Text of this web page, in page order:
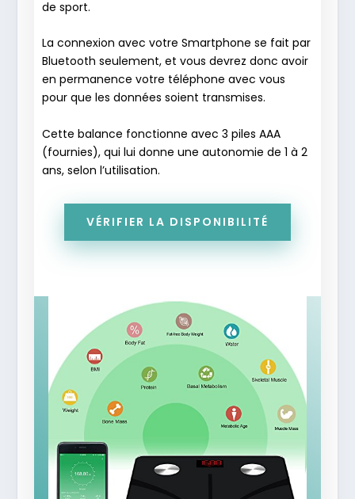
de sport.
La connexion avec votre Smartphone se fait par
Bluetooth seulement, et vous devrez donc avoir
en permanence votre téléphone avec vous
pour que les données soient transmises.
Cette balance fonctionne avec 3 piles AAA
(fournies), qui lui donne une autonomie de 1 à 2
ans, selon l’utilisation.
VÉRIFIER LA DISPONIBILITÉ